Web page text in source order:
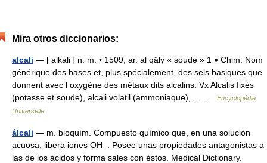
Mira otros diccionarios:
alcali — [ alkali ] n. m. • 1509; ar. al qâly « soude » 1 ♦ Chim. Nom
générique des bases et, plus spécialement, des sels basiques que
donnent avec l oxygène des métaux dits alcalins. Vx Alcalis fixés
(potasse et soude), alcali volatil (ammoniaque),… …
Encyclopédie
Universelle
álcali — m. bioquím. Compuesto químico que, en una solución
acuosa, libera iones OH–. Posee unas propiedades antagonistas a
las de los ácidos y forma sales con éstos. Medical Dictionary.